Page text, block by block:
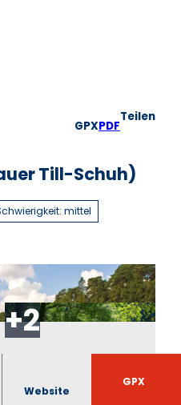
GPXPDF
Teilen
Till-Schuh)
mittel
Website
GPX